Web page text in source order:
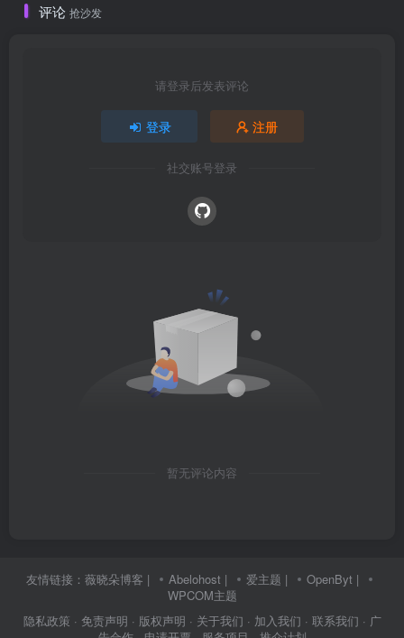
评论 抢沙发
请登录后发表评论
登录 注册
社交账号登录
暂无评论内容
友情链接： 薇晓朵博客 | Abelohost | 爱主题 | OpenByt |
WPCOM主题
隐私政策 · 免责声明 · 版权声明 · 关于我们 · 加入我们 · 联系我们 · 广